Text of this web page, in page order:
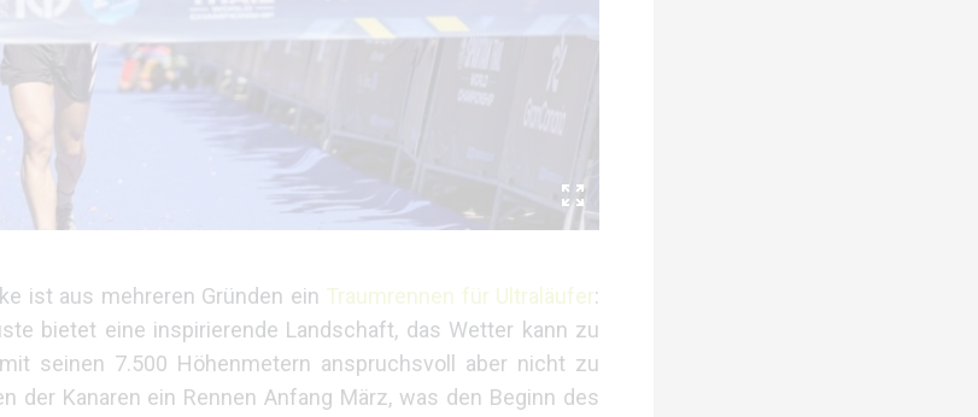
ist aus mehreren Gründen ein Traumrennen für Ultraläufer:
bietet eine inspirierende Landschaft, das Wetter kann zu
seinen 7.500 Höhenmetern anspruchsvoll aber nicht zu
Kanaren ein Rennen Anfang März, was den Beginn des